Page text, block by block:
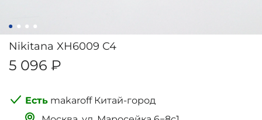
Nikitana XH6009 C4
5 096 ₽
makaroff Китай-город